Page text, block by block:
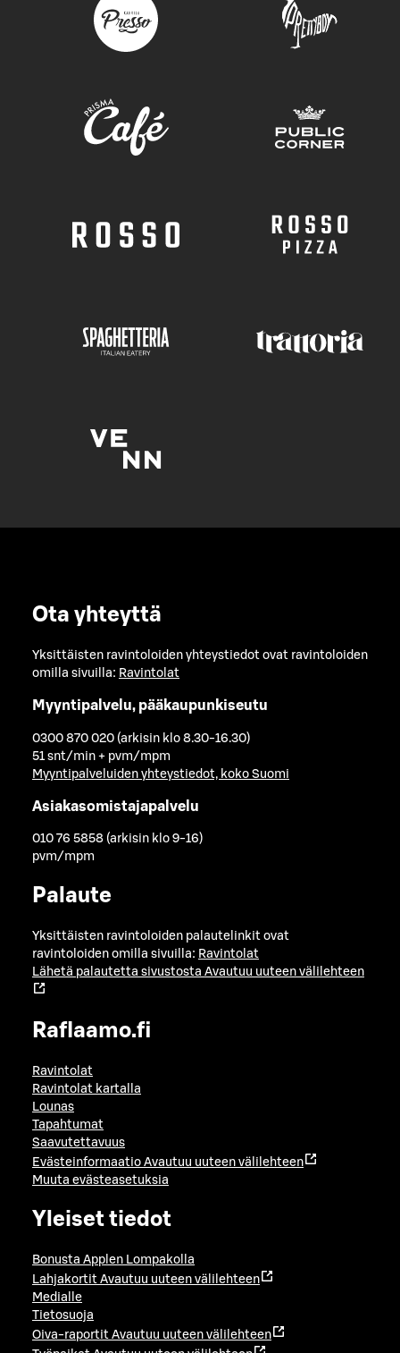
Ota yhteyttä
Yksittäisten ravintoloiden yhteystiedot ovat ravintoloiden
omilla sivuilla: Ravintolat
Myyntipalvelu, pääkaupunkiseutu
0300 870 020 (arkisin klo 8.30-16.30)
51 snt/min + pvm/mpm
Myyntipalveluiden yhteystiedot, koko Suomi
Asiakasomistajapalvelu
010 76 5858 (arkisin klo 9-16)
pvm/mpm
Palaute
Yksittäisten ravintoloiden palautelinkit ovat
ravintoloiden omilla sivuilla: Ravintolat
Lähetä palautetta sivustosta Avautuu uuteen välilehteen
Raflaamo.fi
Ravintolat
Ravintolat kartalla
Lounas
Tapahtumat
Saavutettavuus
Evästeinformaatio Avautuu uuteen välilehteen
Muuta evästeasetuksia
Yleiset tiedot
Bonusta Applen Lompakolla
Lahjakortit Avautuu uuteen välilehteen
Medialle
Tietosuoja
Oiva-raportit Avautuu uuteen välilehteen